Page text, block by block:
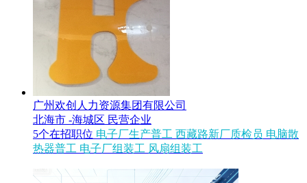
广州欢创人力资源集团有限公司
北海市 -海城区 民营企业
5个在招职位 电子厂生产普工 西藏路新厂质检员 电脑散
热器普工 电子厂组装工 风扇组装工